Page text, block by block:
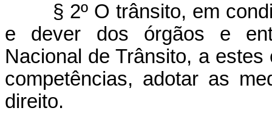
§ 2º O trânsito, em
e dever dos órgãos e
Nacional de Trânsito, a
competências, adotar as
direito.